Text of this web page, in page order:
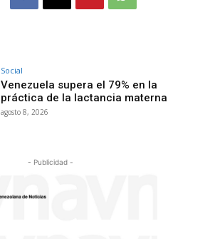
Social
Venezuela supera el 79% en la
práctica de la lactancia materna
agosto 8, 2026
- Publicidad -